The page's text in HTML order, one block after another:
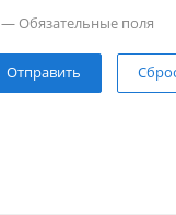
— Обязательные поля